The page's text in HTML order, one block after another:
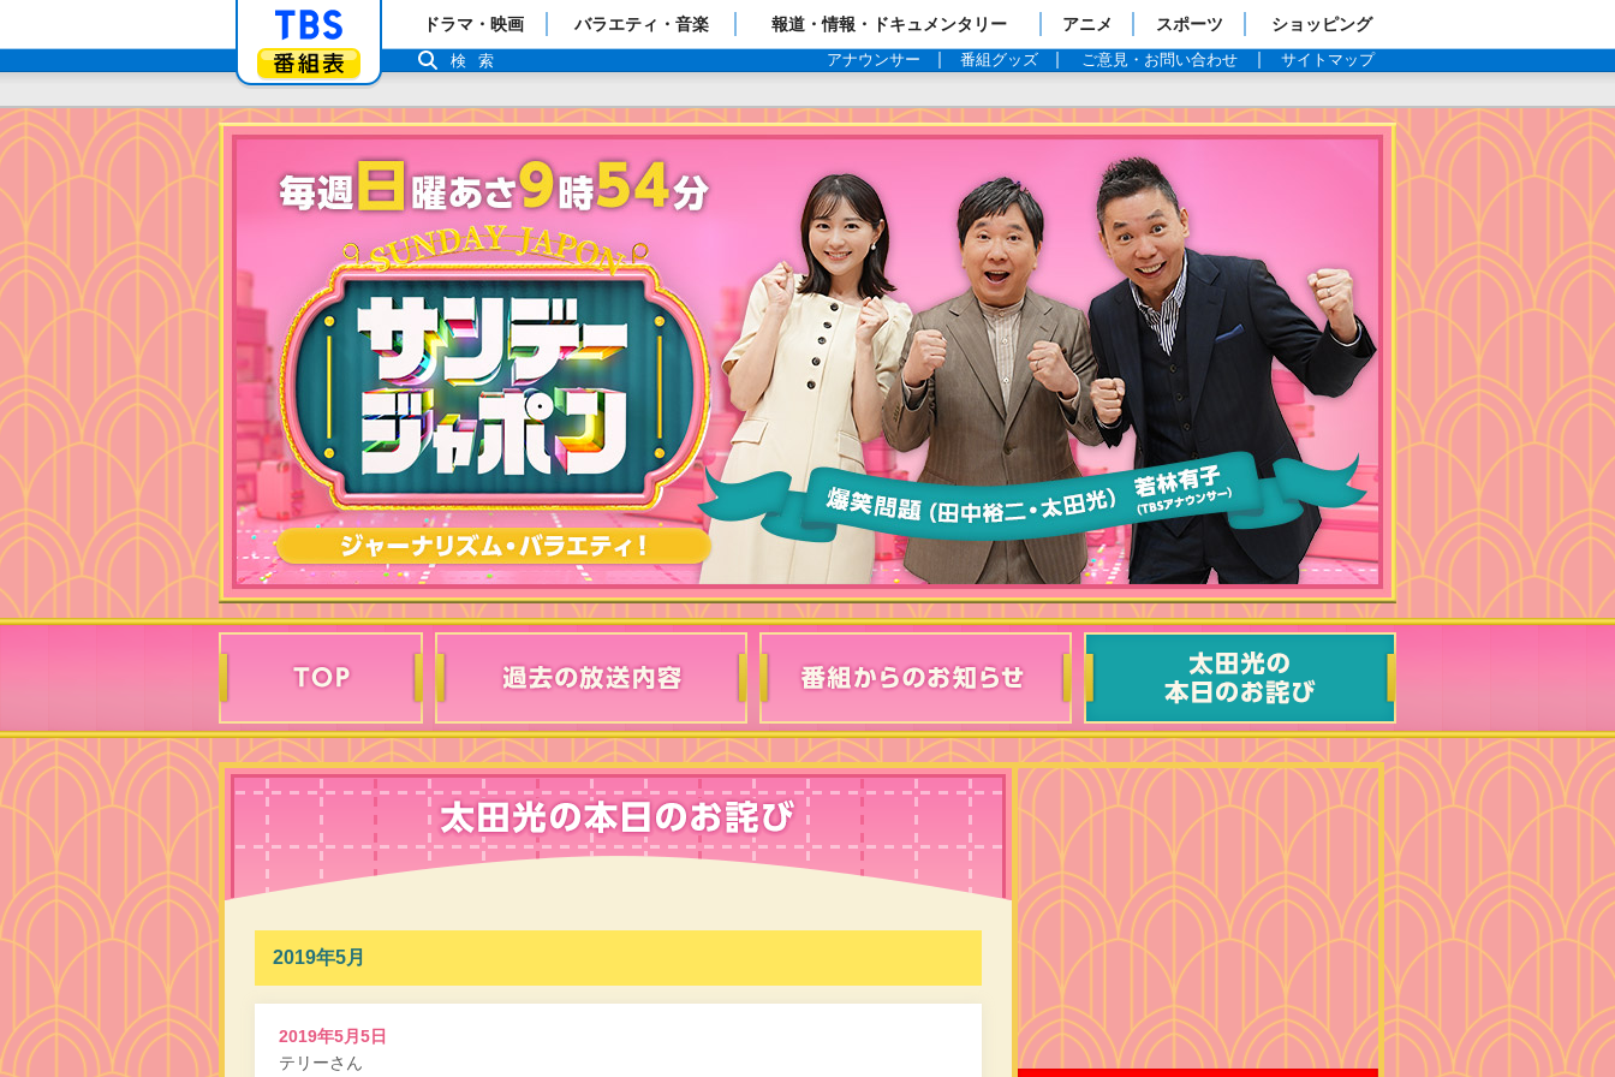
「TBSテレビ」トップページ
番組表
ドラマ・映画 バラエティ・音楽 報道・情報・ドキュメンタリー アニメ スポーツ ショッピング
アナウンサー 番組グッズ ご意見・お問い合わせ サイトマップ
検索
2019年5月
2019年5月5日
テリーさん